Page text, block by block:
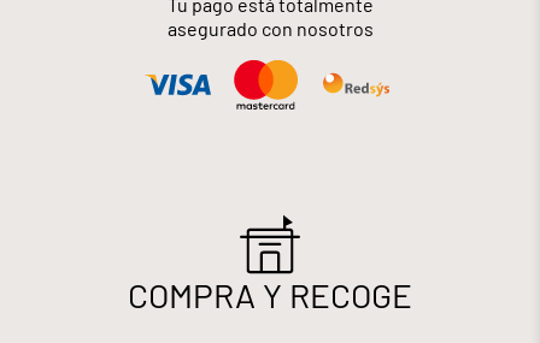
asegurado con nosotros
COMPRA Y RECOGE